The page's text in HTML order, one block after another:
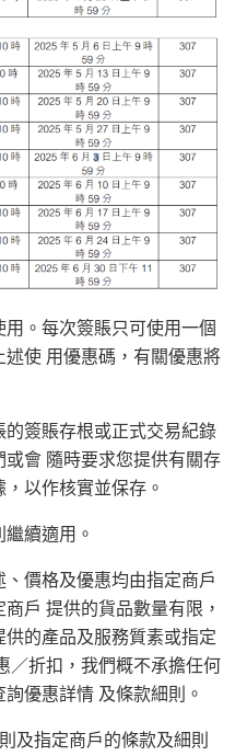
。每次簽賬只可使用一個
使 用優惠碼，有關優惠將
簽賬存根或正式交易紀錄
會 隨時要求您提供有關存
以作核實並保存。
續適用。
價格及優惠均由指定商戶
戶 提供的貨品數量有限，
的產品及服務質素或指定
／折扣，我們概不承擔任何
優惠詳情 及條款細則。
及指定商戶的條款及細則